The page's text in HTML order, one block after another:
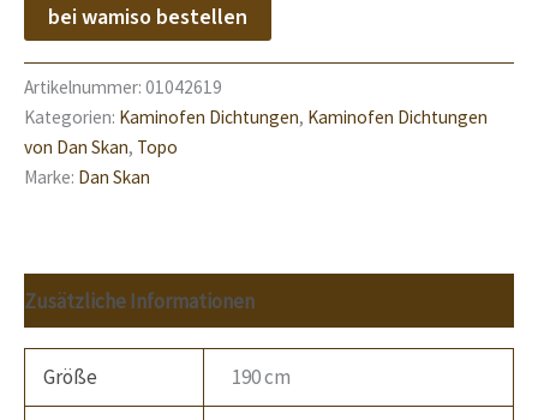
bei wamiso bestellen
Artikelnummer: 01042619
Kategorien: Kaminofen Dichtungen, Kaminofen Dichtungen
von Dan Skan, Topo
Marke: Dan Skan
Zusätzliche Informationen
Größe 190 cm